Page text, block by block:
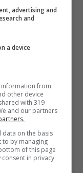
Vi
Tv, altra
Sky
infine,
vedere in
su Tv8, al
advertising and
and
a device
from
other device
with 319
and our partners
data on the basis
to by managing
of this page
in privacy